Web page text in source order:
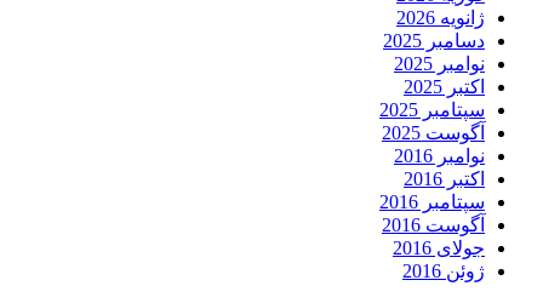
ژانویه 2026
دسامبر 2025
نوامبر 2025
اکتبر 2025
سپتامبر 2025
آگوست 2025
نوامبر 2016
اکتبر 2016
سپتامبر 2016
آگوست 2016
جولای 2016
ژوئن 2016